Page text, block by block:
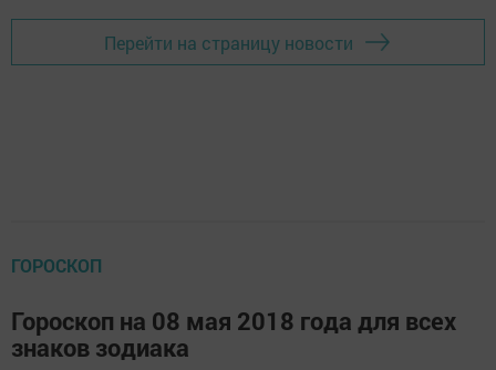
Перейти на страницу новости
ГОРОСКОП
Гороскоп на 08 мая 2018 года для всех
знаков зодиака